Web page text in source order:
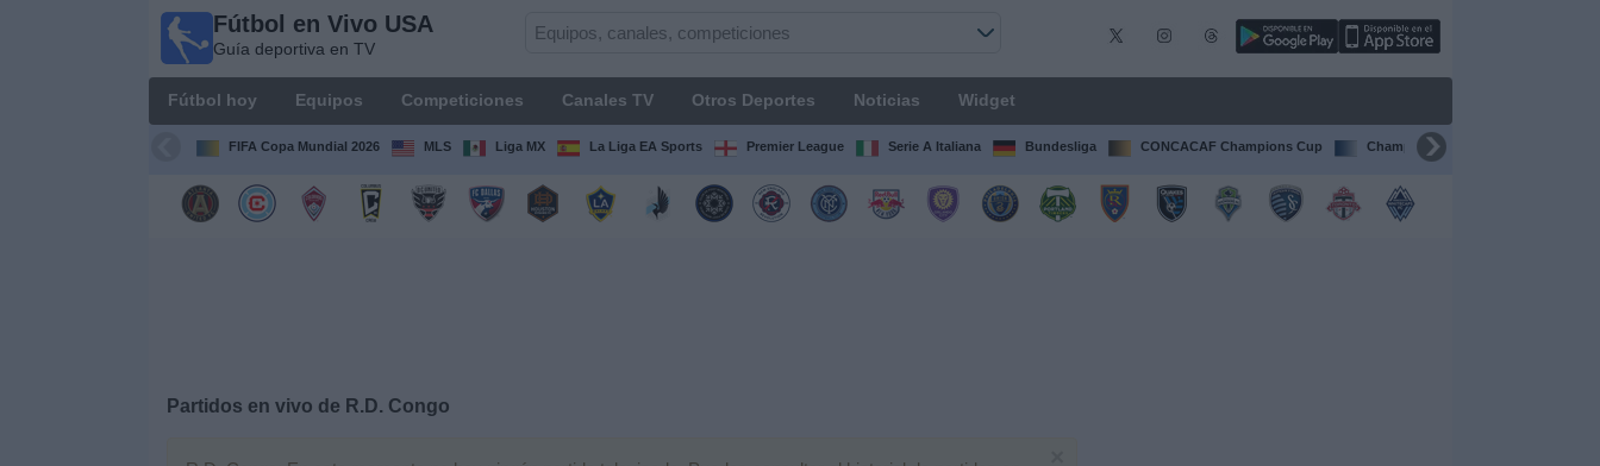
Fútbol en Vivo USA
Guía deportiva en TV
Fútbol hoy Equipos Competiciones Canales TV Otros Deportes Noticias Widget
FIFA Copa Mundial 2026 MLS Liga MX La Liga EA Sports Premier League Serie A Italiana Bundesliga CONCACAF Champions Cup Champions League
Partidos en vivo de R.D. Congo